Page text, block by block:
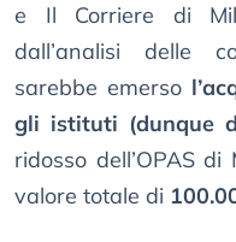
e Il Corriere di
dall’analisi delle
sarebbe emerso
gli istituti (dunque
ridosso dell’OPAS
valore totale di